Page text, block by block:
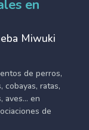
en
Miwuki
de perros,
cobayas, ratas,
aves... en
de